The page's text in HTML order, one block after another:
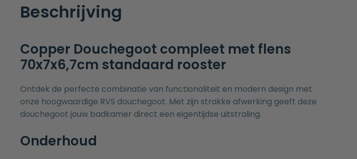
Beschrijving
Copper Douchegoot compleet met flens
70x7x6,7cm standaard rooster
Ontdek de perfecte combinatie van functionaliteit en modern design met
onze hoogwaardige RVS douchegoot. Met zijn strakke afwerking geeft deze
douchegoot jouw badkamer direct een eigentijdse uitstraling.
Onderhoud